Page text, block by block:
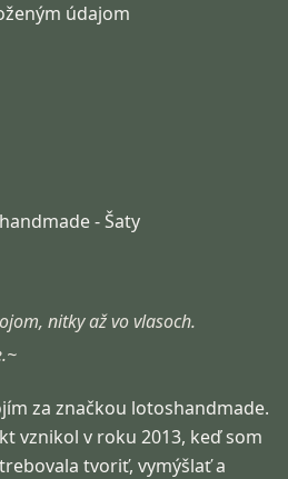
údajom
nitky až vo vlasoch.
za značkou lotoshandmade.
vznikol v roku 2013, keď som
tvoriť, vymýšlať a